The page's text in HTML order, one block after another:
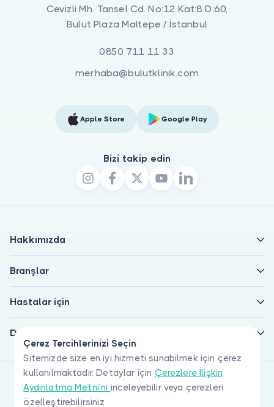
Çerez Tercihlerinizi Seçin
Sitemizde size en iyi hizmeti sunabilmek için çerez
kullanılmaktadır. Detaylar için Çerezlere İlişkin
Aydınlatma Metni'ni inceleyebilir veya çerezleri
özelleştirebilirsiniz.
Cevizli Mh. Tansel Cd. No:12 Kat:8 D:60,
Bulut Plaza Maltepe / İstanbul
0850 711 11 33
merhaba@bulutklinik.com
Apple Store Google Play
Bizi takip edin
Hakkımızda
Branşlar
Hastalar için
Doktorlar için